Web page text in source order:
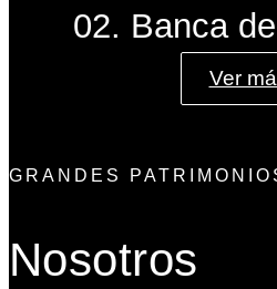
02. Banca
Ver
GRANDES
Nosotros